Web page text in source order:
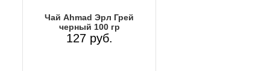
Чай Ahmad Эрл Грей
черный 100 гр
127 руб.